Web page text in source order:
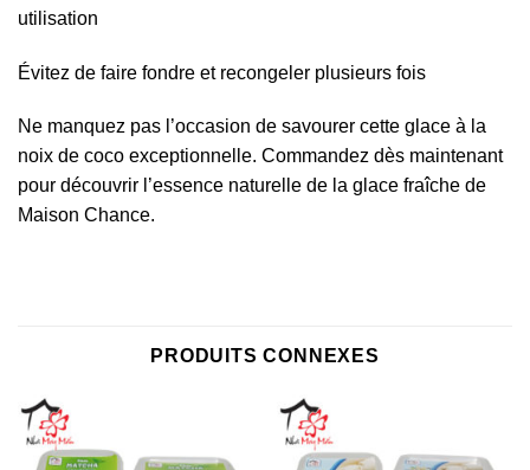
utilisation
Évitez de faire fondre et recongeler plusieurs fois
Ne manquez pas l’occasion de savourer cette glace à la
noix de coco exceptionnelle. Commandez dès maintenant
pour découvrir l’essence naturelle de la glace fraîche de
Maison Chance.
PRODUITS CONNEXES